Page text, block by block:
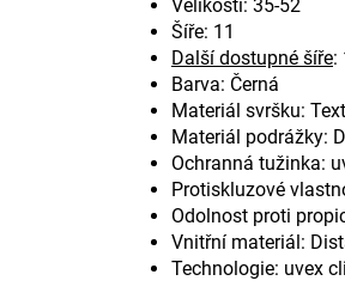
Velikosti: 35-52
Šíře: 11
Další dostupné šíře:
Barva: Černá
Materiál svršku:
Materiál podrážky:
Ochranná tužinka:
Protiskluzové
Odolnost proti
Vnitřní materiál:
Technologie: uvex